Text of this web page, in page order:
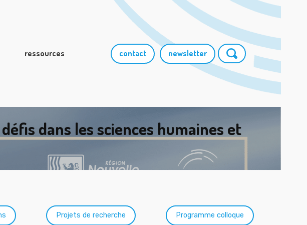
ressources contact newsletter
dans les sciences humaines et
Projets de recherche Programme colloque